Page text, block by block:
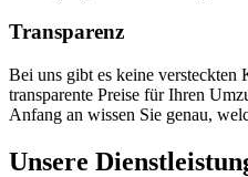
Transparenz
Bei uns gibt es keine versteckten
transparente Preise für Ihren
Anfang an wissen Sie genau,
Unsere